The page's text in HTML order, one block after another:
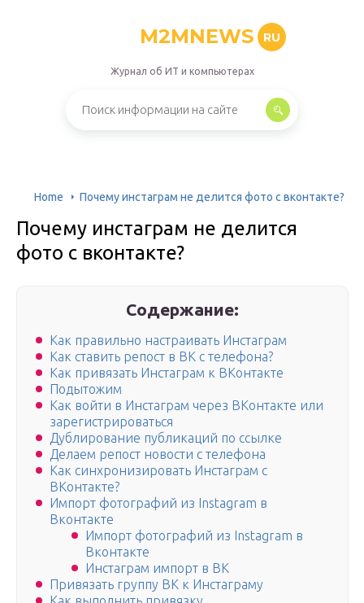
M2MNEWS RU
Журнал об ИТ и компьютерах
Home Почему инстаграм не делится фото с вконтакте?
Почему инстаграм не делится
фото с вконтакте?
Содержание:
Как правильно настраивать Инстаграм
Как ставить репост в ВК с телефона?
Как привязать Инстаграм к ВКонтакте
Подытожим
Как войти в Инстаграм через ВКонтакте или
зарегистрироваться
Дублирование публикаций по ссылке
Делаем репост новости с телефона
Как синхронизировать Инстаграм с
ВКонтакте?
Импорт фотографий из Instagram в
Вконтакте
Импорт фотографий из Instagram в
Вконтакте
Инстаграм импорт в ВК
Привязать группу ВК к Инстаграму